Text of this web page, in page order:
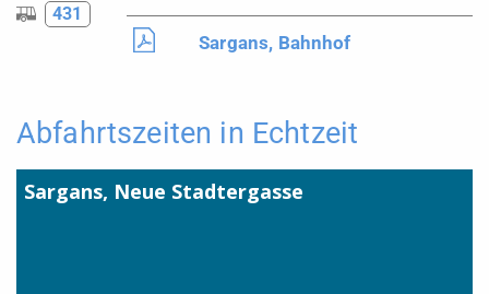
431
Sargans, Bahnhof
Abfahrtszeiten in Echtzeit